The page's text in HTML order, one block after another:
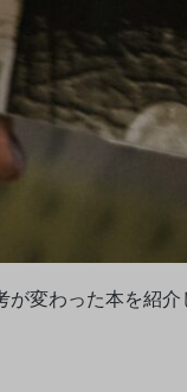
が変わった本を紹